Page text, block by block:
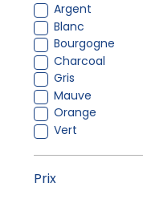
Argent
Blanc
Bourgogne
Charcoal
Gris
Mauve
Orange
Vert
Prix